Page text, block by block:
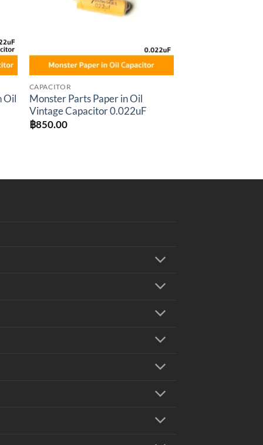
Oil
CAPACITOR
Monster Parts Paper in Oil
Vintage Capacitor 0.022uF
฿850.00